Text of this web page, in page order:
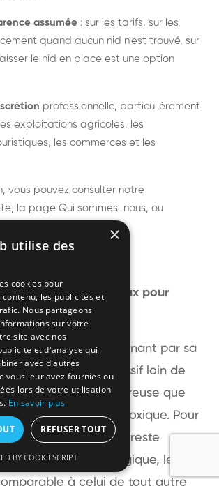
assumée : sur les tarifs, sur les
quand aucun nid n'est trouvé, sur
le nid en place est une option
professionnelle, particulièrement
exploitations agricoles, les
les commerces et les
vous pouvez consulter notre
, la page Qui sommes-nous, ou
fréquentes
est-il dangereux pour
est impressionnant par sa
peu agressif loin de
est plus douloureuse que
sans être plus toxique. Pour
non allergique, elle reste
une personne allergique, le
à celui de tout autre
×
utilise des
cookies pour
les publicités et
Nous partageons
sur votre
site avec nos
et d'analyse qui
avec d'autres
vous leur avez fournies ou
lors de votre utilisation
En savoir plus
REFUSER TOUT
BY COOKIESCRIPT